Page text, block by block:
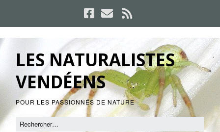
LES NATURALISTES
VENDÉENS
POUR LES PASSIONNÉS DE NATURE